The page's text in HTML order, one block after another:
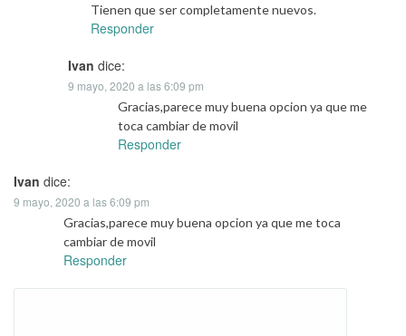
Tienen que ser completamente nuevos.
Responder
Ivan dice:
9 mayo, 2020 a las 6:09 pm
Gracias,parece muy buena opcion ya que me
toca cambiar de movil
Responder
Ivan dice:
9 mayo, 2020 a las 6:09 pm
Gracias,parece muy buena opcion ya que me toca
cambiar de movil
Responder